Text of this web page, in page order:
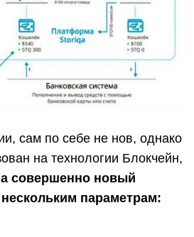
сам по себе не нов, однако
на технологии Блокчейн,
совершенно новый
параметрам: